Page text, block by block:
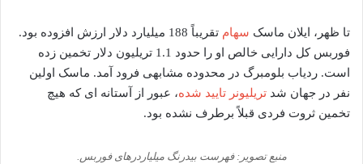
تا ظهر، ایلان ماسک سهام
تقریباً 188 میلیارد دلار ارزش افزوده بود.
فوربس کل دارایی خالص او را حدود 1.1 تریلیون دلار تخمین زده
است. ردیاب بلومبرگ در محدوده مشابهی فرود آمد. ماسک اولین
نفر در جهان شد تریلیونر تایید شده، عبور از آستانه ای که هیچ
تخمین ثروت فردی قبلاً برطرف نشده بود.
منبع تصویر: فهرست بیدرنگ میلیاردرهای فوربس.